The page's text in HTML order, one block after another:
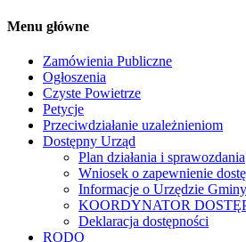
Menu główne
Zamówienia Publiczne
Ogłoszenia
Czyste Powietrze
Petycje
Przeciwdziałanie uzależnieniom
Dostępny Urząd
Plan działania i sprawozdania
Wniosek o zapewnienie
Informacje o Urzędzie Gminy
KOORDYNATOR
Deklaracja dostępności
RODO